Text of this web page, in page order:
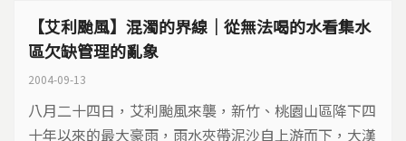
【艾利颱風】混濁的界線｜從無法喝的水看集水
區欠缺管理的亂象
2004-09-13
八月二十四日，艾利颱風來襲，新竹、桃園山區降下四
十年以來的最大豪雨，雨水夾帶泥沙自上游而下，大漢